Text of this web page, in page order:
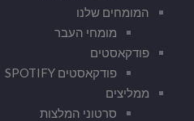
המומחים שלנו
מומחי העבר
פודקאסטים
פודקאסטים SPOTIFY
ממליצים
סרטוני המלצות